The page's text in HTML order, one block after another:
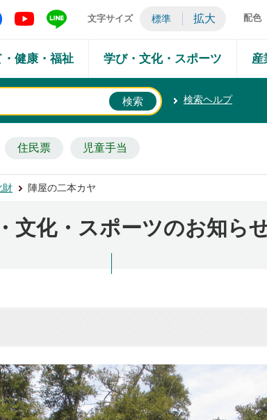
Instagram
矢吹町 Facebook
矢吹町 YouTube
矢吹町 LINE
文字サイズ 標準 拡大 配色
健康・福祉 学び・文化・スポーツ 産
検索ヘルプ
住民票 児童手当
財 陣屋の二本カヤ
文化・スポーツのお知ら